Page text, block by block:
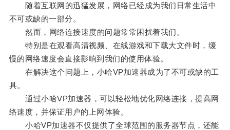
随着互联网的迅猛发展，网络已经成为我们日常生活中
不可或缺的一部分。
然而，网络连接速度的问题常常困扰着我们。
特别是在观看高清视频、在线游戏和下载大文件时，缓
慢的网络速度会直接影响到我们的使用体验。
在解决这个问题上，小哈VP加速器成为了不可或缺的工
具。
通过小哈VP加速器，可以轻松地优化网络连接，提高网
络速度，并保证用户的上网体验。
小哈VP加速器不仅提供了全球范围的服务器节点，还能